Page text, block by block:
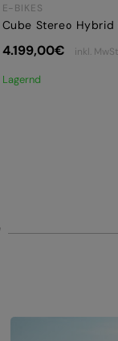
E-BIKES
Cube Stereo Hybrid
4.199,00€ inkl.
Lagernd